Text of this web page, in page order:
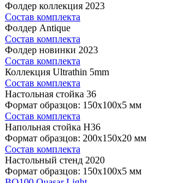
Фолдер коллекция 2023
Состав комплекта
Фолдер Antique
Состав комплекта
Фолдер новинки 2023
Состав комплекта
Коллекция Ultrathin 5mm
Состав комплекта
Настольная стойка 36
Формат образцов: 150x100x5 мм
Состав комплекта
Напольная стойка H36
Формат образцов: 200x150x20 мм
Состав комплекта
Настольный стенд 2020
Формат образцов: 150x100x5 мм